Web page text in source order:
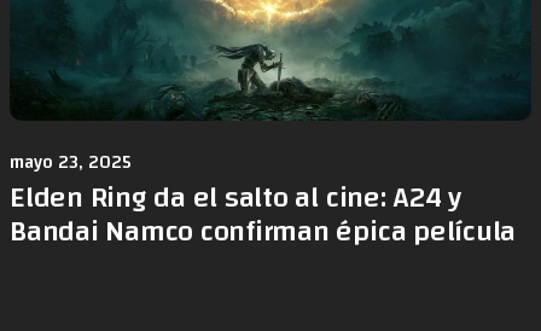
mayo 23, 2025
Elden Ring da el salto al cine: A24 y
Bandai Namco confirman épica película